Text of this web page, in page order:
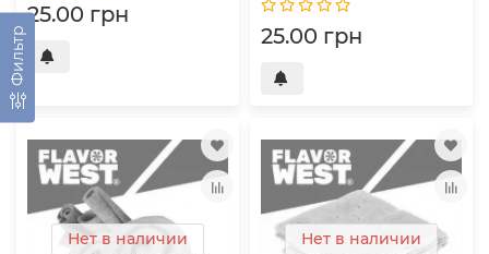
Фильтр
25.00 грн
25.00 грн
Нет в наличии Нет в наличии